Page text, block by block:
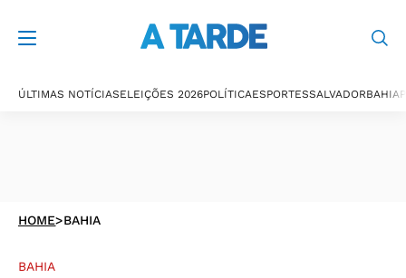
ÚLTIMAS NOTÍCIASELEIÇÕES 2026POLÍTICAESPORTESSALVADORBAHIA
HOME>BAHIA
BAHIA